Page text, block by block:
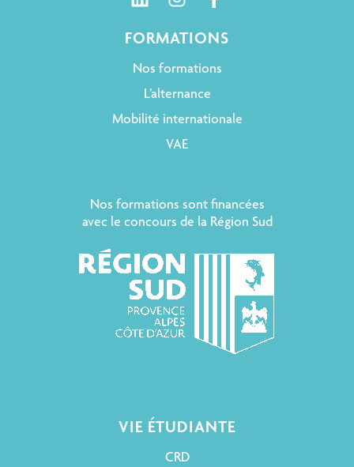
FORMATIONS
Nos formations
L’alternance
Mobilité internationale
VAE
Nos formations sont financées
avec le concours de la Région Sud
VIE ÉTUDIANTE
CRD